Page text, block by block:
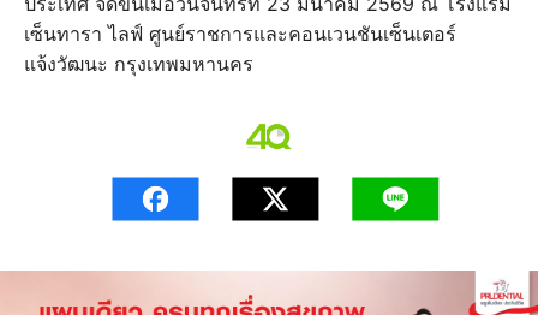
เซ็นทารา ไลฟ์ ศูนย์ราชการและคอนเวนชันเซ็นเตอร์
แจ้งวัฒนะ กรุงเทพมหานคร